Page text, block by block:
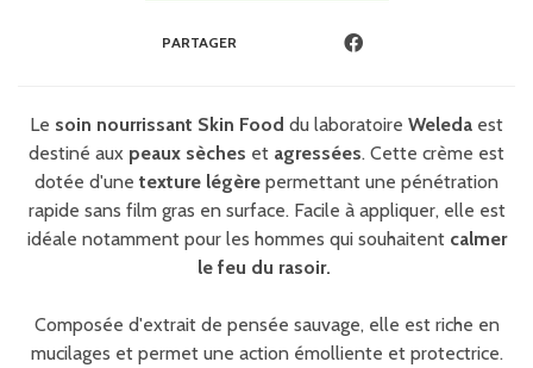
PARTAGER
Le soin nourrissant Skin Food du laboratoire Weleda est
destiné aux peaux sèches et agressées. Cette crème est
dotée d'une texture légère permettant une pénétration
rapide sans film gras en surface. Facile à appliquer, elle est
idéale notamment pour les hommes qui souhaitent calmer
le feu du rasoir.
Composée d'extrait de pensée sauvage, elle est riche en
mucilages et permet une action émolliente et protectrice.